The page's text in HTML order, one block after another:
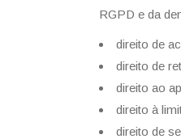
RGPD e da
direito de
direito de
direito ao
direito à
direito de